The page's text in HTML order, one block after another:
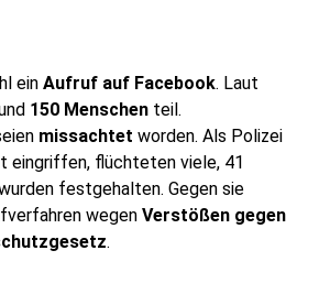
ein Aufruf auf Facebook. Laut
150 Menschen teil.
missachtet worden. Als Polizei
eingriffen, flüchteten viele, 41
festgehalten. Gegen sie
wegen Verstößen gegen
.